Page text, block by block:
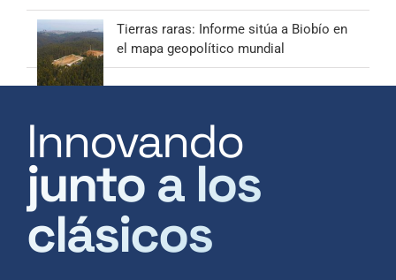
Tierras raras: Informe sitúa a Biobío en
el mapa geopolítico mundial
Innovando
junto a los
clásicos